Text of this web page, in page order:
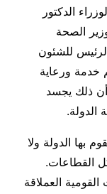
الدكتور
الصحة
للشئون
خدمة ورعاية
ذلك يجسد
الدولة.
بها الدولة ولا
القطاعات.
العملاقة